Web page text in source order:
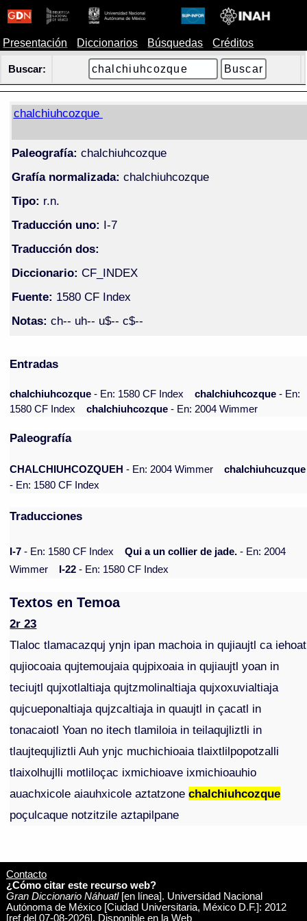
Presentación Diccionarios Búsquedas Créditos
Buscar:
chalchiuhcozque
Paleografía: chalchiuhcozque
Grafía normalizada: chalchiuhcozque
Tipo: r.n.
Traducción uno: I-7
Traducción dos:
Diccionario: CF_INDEX
Fuente: 1580 CF Index
Notas: ch-- uh-- u$-- c$--
Entradas
chalchiuhcozque- En: 1580 CF Index chalchiuhcozque- En:
1580 CF Index
chalchiuhcozque- En: 2004 Wimmer
Paleografía
CHALCHIUHCOZQUEH - En: 2004 Wimmer
chalchiuhcuzque
- En: 1580 CF Index
Traducciones
I-7 - En: 1580 CF Index Qui a un collier de jade. - En: 2004
Wimmer
I-22 - En: 1580 CF Index
Textos en Temoa
2r 23
Tlaloc tlamacazquj ynjn ipan machoia in qujiaujtl ca
qujiocoaia qujtemoujaia qujpixoaia in qujiaujtl yoan in
teciujtl qujxotlaltiaja qujtzmolinaltiaja qujxoxuvialtiaja
qujcueponaltiaja qujzcaltiaja in quaujtl in çacatl in
tonacaiotl Yoan no itech tlamiloia in teilaqujliztli in
tlaujtequjliztli Auh ynjc muchichioaia tlaixtlilpopotzalli
tlaixolhujlli motliloçac ixmichioave ixmichioauhio
auachxicole aiauhxicole aztatzonechalchiuhcozque
poçulcaque notzitzile aztapilpane
Contacto
¿Cómo citar este recurso web?
Gran Diccionario Náhuatl[en línea]. Universidad Nacional
Autónoma de México [Ciudad Universitaria, México D.F.]: 2012
[ref del 07-08-2026]. Disponible en la Web